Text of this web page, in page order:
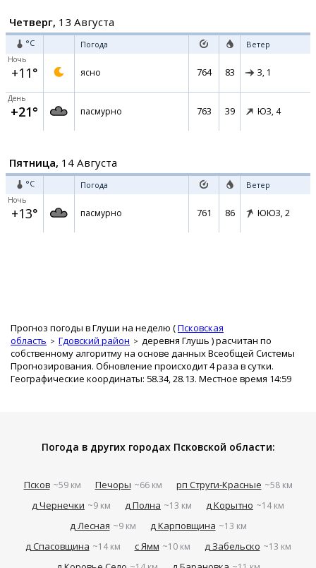
Четверг, 13 Августа
°C Погода Ветер
Ночь
+11° ясно 764 83 З, 1
День
+21° пасмурно 763 39 ЮЗ, 4
Пятница, 14 Августа
°C Погода Ветер
Ночь
+13° пасмурно 761 86 ЮЮЗ, 2
Прогноз погоды в Глуши на неделю (Псковская
область
Гдовский район деревня Глушь ) расчитан по
собственному алгоритму на основе данных Всеобщей Системы
Прогнозирования. Обновление происходит 4 раза в сутки.
Географические координаты: 58.34, 28.13. Местное время 14:59
Погода в других городах Псковской области:
Псков ~59 км Печоры ~66 км рп Струги-Красные ~58 км
д Чернечки ~9 км д Полна ~13 км д Корытно ~14 км
д Лесная ~9 км д Карповщина ~13 км
д Спасовщина ~14 км с Ямм ~10 км д Забельско ~13 км